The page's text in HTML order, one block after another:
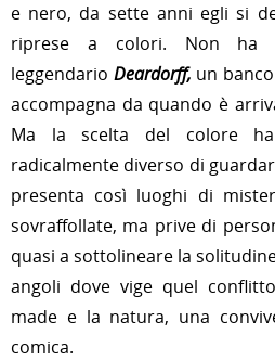
e nero, da sette anni egli si
riprese a colori. Non ha
leggendario Deardorff, un
accompagna da quando è
Ma la scelta del colore
radicalmente diverso di
presenta così luoghi di
sovraffollate, ma prive di
quasi a sottolineare la
angoli dove vige quel
made e la natura, una
comica.